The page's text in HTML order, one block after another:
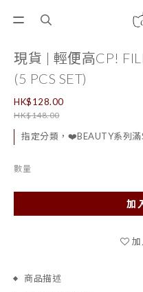
現貨 | 輕便高CP!
(5 PCS SET)
HK$128.00
HK$148.00
指定分類，❤️BEAUTY系列
數量
加
商品描述